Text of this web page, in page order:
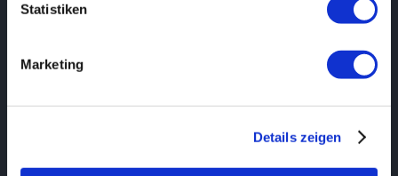
Statistiken
Marketing
Details zeigen